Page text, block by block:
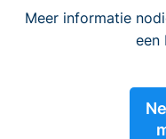
Meer informatie
een